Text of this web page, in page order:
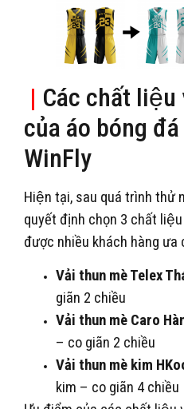
| Các chất liệu
của áo bóng
WinFly
Hiện tại, sau quá trình thử
quyết định chọn 3 chất
được nhiều khách hàng ưa
Vải thun mè Telex
giãn 2 chiều
Vải thun mè Caro
– co giãn 2 chiều
Vải thun mè kim
kim – co giãn 4 chiều